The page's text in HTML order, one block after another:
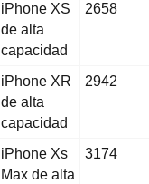
iPhone XS
de alta
capacidad
2658
iPhone XR
de alta
capacidad
2942
iPhone Xs
Max de alta
3174